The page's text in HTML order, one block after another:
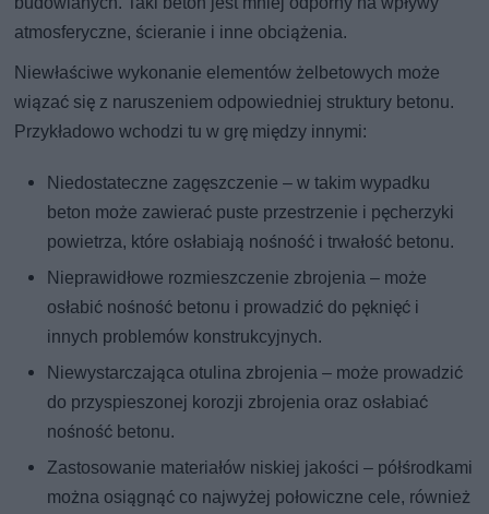
atmosferyczne, ścieranie i inne obciążenia.
Niewłaściwe wykonanie elementów żelbetowych może
wiązać się z naruszeniem odpowiedniej struktury betonu.
Przykładowo wchodzi tu w grę między innymi:
Niedostateczne zagęszczenie – w takim wypadku
beton może zawierać puste przestrzenie i pęcherzyki
powietrza, które osłabiają nośność i trwałość betonu.
Nieprawidłowe rozmieszczenie zbrojenia – może
osłabić nośność betonu i prowadzić do pęknięć i
innych problemów konstrukcyjnych.
Niewystarczająca otulina zbrojenia – może prowadzić
do przyspieszonej korozji zbrojenia oraz osłabiać
nośność betonu.
Zastosowanie materiałów niskiej jakości – półśrodkami
można osiągnąć co najwyżej połowiczne cele, również